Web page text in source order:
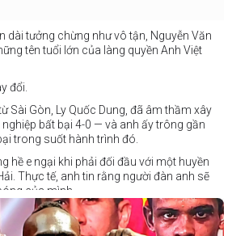
dài tưởng chừng như vô tận, Nguyễn Văn
tên tuổi lớn của làng quyền Anh Việt
đổi.
Sài Gòn, Ly Quốc Dung, đã âm thầm xây
bất bại 4-0 — và anh ấy trông gần
trong suốt hành trình đó.
hề e ngại khi phải đối đầu với một huyền
Thực tế, anh tin rằng người đàn anh sẽ
của mình.
quá khó nắm bắt, và đơn giản là quá